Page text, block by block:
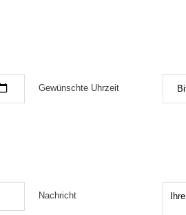
Gewünschte Uhrzeit
Nachricht